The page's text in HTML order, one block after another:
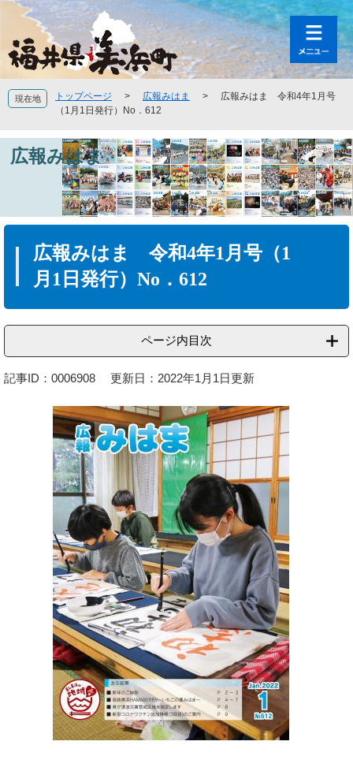
の
頭
で
。
ー
飛
ば
て
現在地 トップページ > 広報みはま >
広報みはま 令和4年1月号
（1月1日発行）No．612
広報みはま
広報みはま 令和4年1月号（1
月1日発行）No．612
ページ内目次
記事ID：0006908 更新日：2022年1月1日更新